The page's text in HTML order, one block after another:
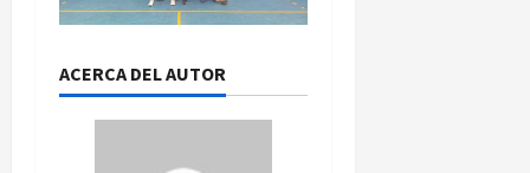
ACERCA DEL AUTOR